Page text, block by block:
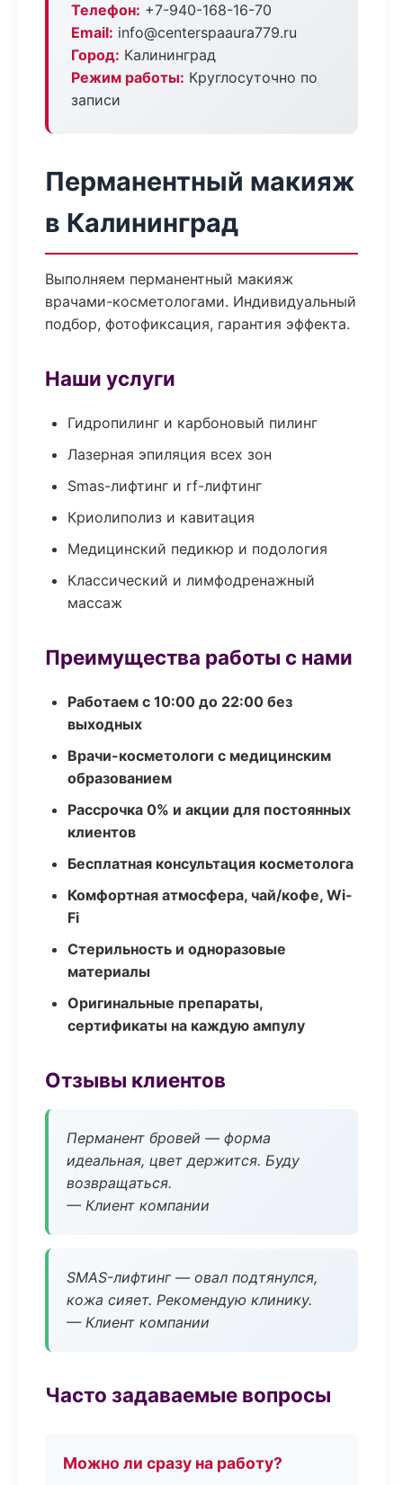
Телефон: +7-940-168-16-70
Email: info@centerspaaura779.ru
Город: Калининград
Режим работы: Круглосуточно по
записи
Перманентный макияж
в Калининград
Выполняем перманентный макияж
врачами-косметологами. Индивидуальный
подбор, фотофиксация, гарантия эффекта.
Наши услуги
Гидропилинг и карбоновый пилинг
Лазерная эпиляция всех зон
Smas-лифтинг и rf-лифтинг
Криолиполиз и кавитация
Медицинский педикюр и подология
Классический и лимфодренажный
массаж
Преимущества работы с нами
Работаем с 10:00 до 22:00 без
выходных
Врачи-косметологи с медицинским
образованием
Рассрочка 0% и акции для постоянных
клиентов
Бесплатная консультация косметолога
Комфортная атмосфера, чай/кофе, Wi-
Fi
Стерильность и одноразовые
материалы
Оригинальные препараты,
сертификаты на каждую ампулу
Отзывы клиентов
Перманент бровей — форма
идеальная, цвет держится. Буду
возвращаться.
— Клиент компании
SMAS-лифтинг — овал подтянулся,
кожа сияет. Рекомендую клинику.
— Клиент компании
Часто задаваемые вопросы
Можно ли сразу на работу?